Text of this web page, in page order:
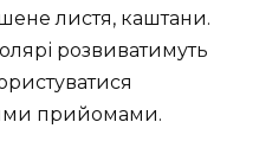
листя, каштани.
розвиватимуть
прийомами.